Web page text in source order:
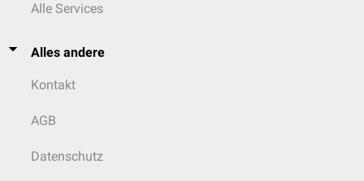
Alle Services
Alles andere
Kontakt
AGB
Datenschutz